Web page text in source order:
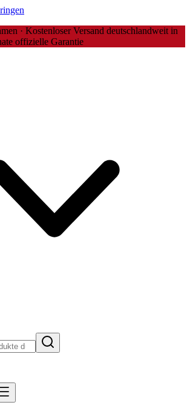
· Kostenloser Versand deutschlandweit in
offizielle Garantie